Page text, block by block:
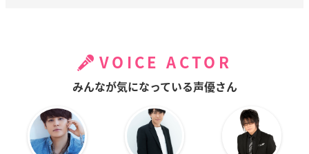
VOICE ACTOR
みんなが気になっている声優さん